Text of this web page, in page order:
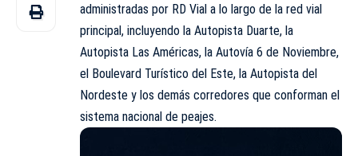
administradas por RD Vial a lo largo de la red vial
principal, incluyendo la Autopista Duarte, la
Autopista Las Américas, la Autovía 6 de Noviembre,
el Boulevard Turístico del Este, la Autopista del
Nordeste y los demás corredores que conforman el
sistema nacional de peajes.